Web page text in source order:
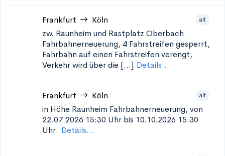
Frankfurt Köln alt
zw. Raunheim und Rastplatz Oberbach
Fahrbahnerneuerung, 4 Fahrstreifen gesperrt,
Fahrbahn auf einen Fahrstreifen verengt,
Verkehr wird über die [...] Details...
Frankfurt Köln alt
in Höhe Raunheim Fahrbahnerneuerung, von
22.07.2026 15:30 Uhr bis 10.10.2026 15:30
Uhr. Details...